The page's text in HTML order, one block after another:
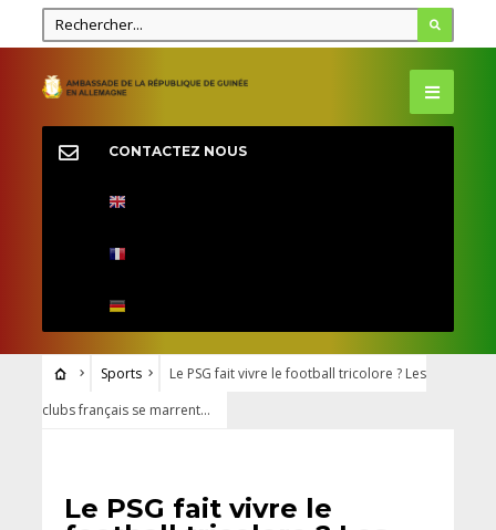
CONTACTEZ NOUS
Sports
Le PSG fait vivre le football tricolore ? Les
clubs français se marrent…
Le PSG fait vivre le